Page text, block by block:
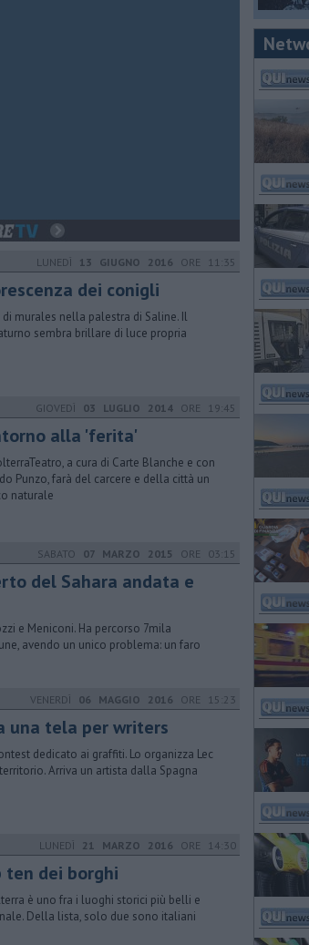
LUNEDÌ 13 GIUGNO 2016 ORE 11:35
dei conigli
murales nella palestra di Saline. Il
sembra brillare di luce propria
GIOVEDÌ 03 LUGLIO 2014 ORE 19:45
alla 'ferita'
a cura di Carte Blanche e con
Punzo, farà del carcere e della città un
naturale
SABATO 07 MARZO 2015 ORE 03:15
del Sahara andata e
e Meniconi. Ha percorso 7mila
avendo un unico problema: un faro
VENERDÌ 06 MAGGIO 2016 ORE 15:23
una tela per writers
dedicato ai graffiti. Lo organizza Lec
Arriva un artista dalla Spagna
LUNEDÌ 21 MARZO 2016 ORE 14:30
dei borghi
è uno fra i luoghi storici più belli e
Della lista, solo due sono italiani